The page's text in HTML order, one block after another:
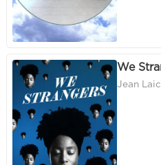
We
Jean